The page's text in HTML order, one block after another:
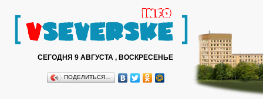
СЕГОДНЯ 9 АВГУСТА , ВОСКРЕСЕНЬЕ
ПОДЕЛИТЬСЯ…